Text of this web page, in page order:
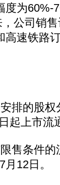
为60%-
公司销
高速铁路
的股权
起上市流
条件的
12日。